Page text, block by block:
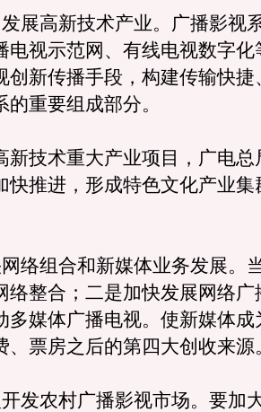
高新技术产业。广播影视
电视示范网、有线电视数字化
创新传播手段，构建传输快
重要组成部分。
技术重大产业项目，广电总
快推进，形成特色文化产业集
组合和新媒体业务发展。
络整合；二是加快发展网络广
多媒体广播电视。使新媒体成
、票房之后的第四大创收来源
农村广播影视市场。要加